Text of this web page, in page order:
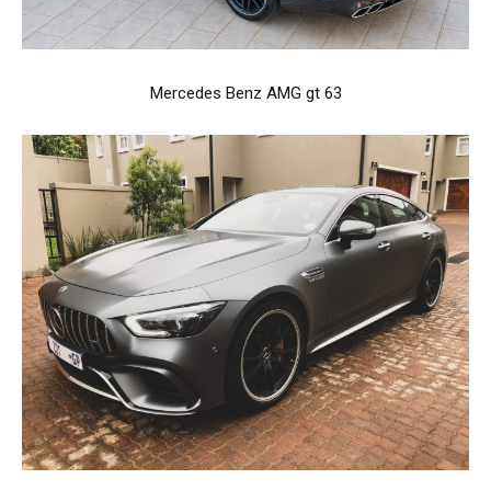
Mercedes Benz AMG gt 63